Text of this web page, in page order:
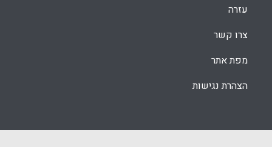
עזרה
צרו קשר
מפת אתר
הצהרת נגישות